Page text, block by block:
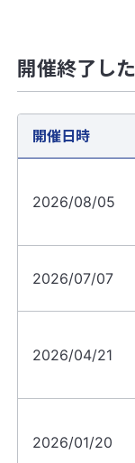
開催終了し
開催日時
2026/08/05
2026/07/07
2026/04/21
2026/01/20